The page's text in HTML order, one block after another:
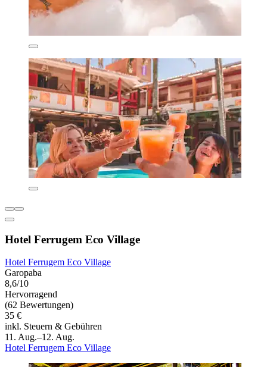
Hotel Ferrugem Eco Village
Hotel Ferrugem Eco Village
Garopaba
8,6/10
Hervorragend
(62 Bewertungen)
35 €
inkl. Steuern & Gebühren
11. Aug.–12. Aug.
Hotel Ferrugem Eco Village